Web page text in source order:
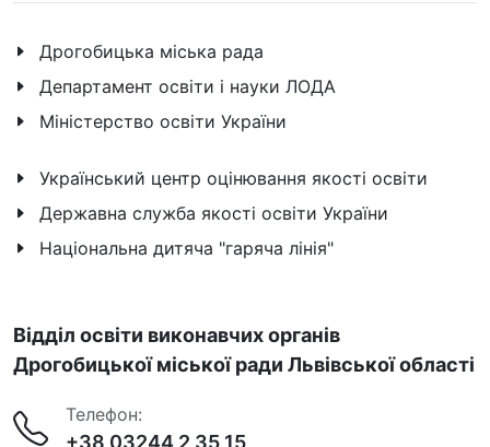
Дрогобицька міська рада
Департамент освіти і науки ЛОДА
Міністерство освіти України
Український центр оцінювання якості освіти
Державна служба якості освіти України
Національна дитяча "гаряча лінія"
Відділ освіти виконавчих органів
Дрогобицької міської ради Львівської області
Телефон: